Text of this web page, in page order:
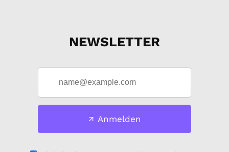
NEWSLETTER
Anmelden